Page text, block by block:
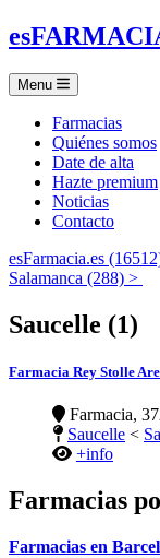
es
Menu
Farmacias
Quiénes somos
Date de alta
Hazte premium
Noticias
Contacto
esFarmacia.es
Salamanca (288) >
Saucelle (1)
Farmacia Rey Stolle
Farmacia,
Saucelle <
+info
Farmacias
Farmacias en